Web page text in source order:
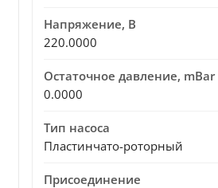
Напряжение, В
220.0000
Остаточное давление, mBar
0.0000
Тип насоса
Пластинчато-роторный
Присоединение